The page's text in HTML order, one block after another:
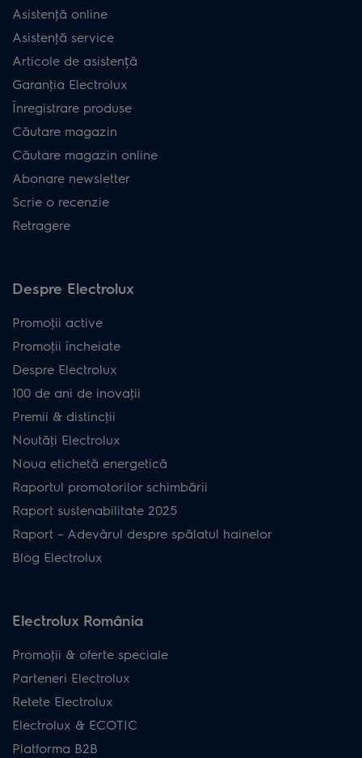
Asistenţă online
Asistenţă service
Articole de asistență
Garanţia Electrolux
Înregistrare produse
Căutare magazin
Căutare magazin online
Abonare newsletter
Scrie o recenzie
Retragere
Despre Electrolux
Promoţii active
Promoţii încheiate
Despre Electrolux
100 de ani de inovaţii
Premii & distincţii
Noutăţi Electrolux
Noua etichetă energetică
Raportul promotorilor schimbării
Raport sustenabilitate 2025
Raport – Adevărul despre spălatul hainelor
Blog Electrolux
Electrolux România
Promoţii & oferte speciale
Parteneri Electrolux
Retete Electrolux
Electrolux & ECOTIC
Platforma B2B